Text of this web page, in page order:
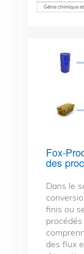
Génie chimique
Fox-
des
Dans le
finis ou
des flux